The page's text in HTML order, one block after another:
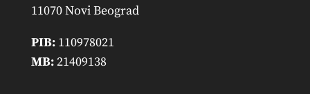
11070 Novi Beograd
PIB:110978021
MB:21409138